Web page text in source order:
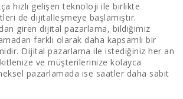
hızlı gelişen teknoloji ile birlikte
de dijitalleşmeye başlamıştır.
giren dijital pazarlama, bildiğimiz
farklı olarak daha kapsamlı bir
Dijital pazarlama ile istediğiniz her an
ve müşterilerinize kolayca
pazarlamada ise saatler daha sabit